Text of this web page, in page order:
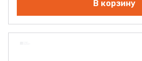
В корзину